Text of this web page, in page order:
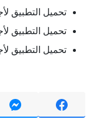
تحميل التطبيق
تحميل التطبيق
تحميل التطبيق